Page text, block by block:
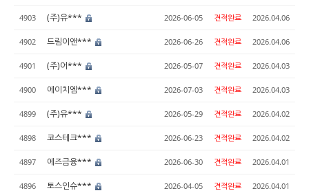
4903 (주)유*** 2026-06-05 견적완료 2026.04.06
4902 드림이앤*** 2026-06-26 견적완료 2026.04.06
4901 (주)어*** 2026-05-07 견적완료 2026.04.03
4900 에이치엠*** 2026-07-03 견적완료 2026.04.03
4899 (주)유*** 2026-05-29 견적완료 2026.04.02
4898 코스테크*** 2026-06-23 견적완료 2026.04.02
4897 에즈금융*** 2026-06-30 견적완료 2026.04.01
4896 토스인슈*** 2026-04-05 견적완료 2026.04.01